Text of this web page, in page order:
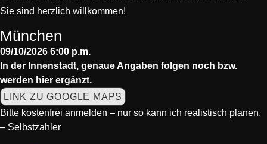
Sie sind herzlich willkommen!
München
09/10/2026 6:00 p.m.
In der Innenstadt, genaue Angaben folgen noch bzw.
werden hier ergänzt.
LINK ZU GOOGLE MAPS
Bitte kostenfrei anmelden – nur so kann ich realistisch planen.
– Selbstzahler